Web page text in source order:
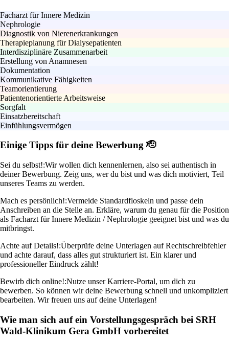
Facharzt für Innere Medizin
Nephrologie
Diagnostik von Nierenerkrankungen
Therapieplanung für Dialysepatienten
Interdisziplinäre Zusammenarbeit
Erstellung von Anamnesen
Dokumentation
Kommunikative Fähigkeiten
Teamorientierung
Patientenorientierte Arbeitsweise
Sorgfalt
Einsatzbereitschaft
Einfühlungsvermögen
Einige Tipps für deine Bewerbung 🫡
Sei du selbst!:Wir wollen dich kennenlernen, also sei authentisch in
deiner Bewerbung. Zeig uns, wer du bist und was dich motiviert, Teil
unseres Teams zu werden.
Mach es persönlich!:Vermeide Standardfloskeln und passe dein
Anschreiben an die Stelle an. Erkläre, warum du genau für die Position
als Facharzt für Innere Medizin / Nephrologie geeignet bist und was du
mitbringst.
Achte auf Details!:Überprüfe deine Unterlagen auf Rechtschreibfehler
und achte darauf, dass alles gut strukturiert ist. Ein klarer und
professioneller Eindruck zählt!
Bewirb dich online!:Nutze unser Karriere-Portal, um dich zu
bewerben. So können wir deine Bewerbung schnell und unkompliziert
bearbeiten. Wir freuen uns auf deine Unterlagen!
Wie man sich auf ein Vorstellungsgespräch bei SRH
Wald-Klinikum Gera GmbH vorbereitet